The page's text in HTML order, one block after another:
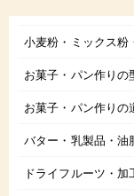
小麦粉・ミックス粉
お菓子・パン作りの
お菓子・パン作りの
バター・乳製品・油
ドライフルーツ・加